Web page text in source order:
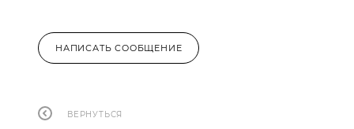
НАПИСАТЬ СООБЩЕНИЕ
ВЕРНУТЬСЯ